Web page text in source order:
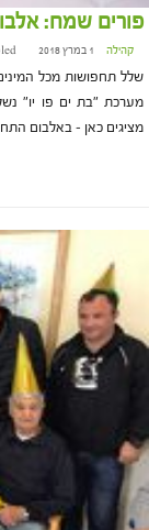
פורים שמח:
קהילה 1 במרץ 2018 at 7:51
שלל תחפושות מכל
מערכת "בת ים פו יו"
מציגים כאן – באלבום